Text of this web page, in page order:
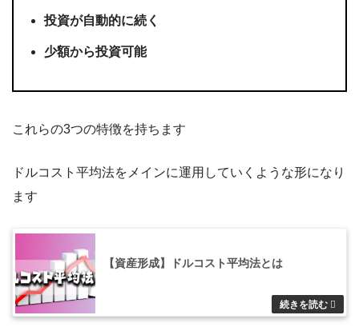
投資が自動的に続く
少額から投資可能
これらの3つの特徴を持ちます
ドルコスト平均法をメインに運用していくような形になり
ます
【資産形成】ドルコスト平均法とは